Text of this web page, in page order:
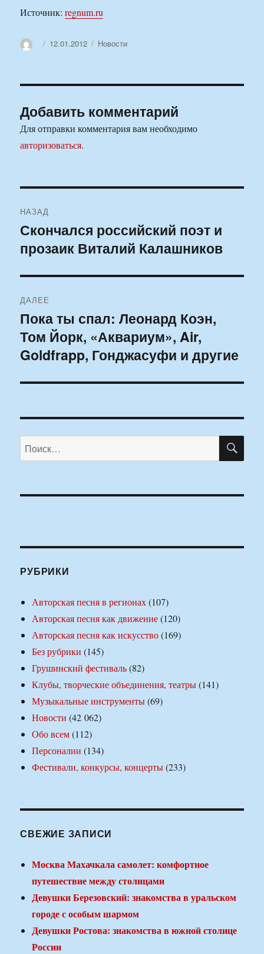
Источник:regnum.ru
АвторОпубликовано
12.01.2012 Рубрики
Новости
Добавить комментарий
Для отправки комментария вам необходимо
авторизоваться.
по
записям
НАЗАД
Предыдущая
запись:
Скончался российский поэт и
прозаик Виталий Калашников
ДАЛЕЕ
Следующая
запись:
Пока ты спал: Леонард Коэн,
Том Йорк, «Аквариум», Air,
Goldfrapp, Гонджасуфи и другие
Искать:
РУБРИКИ
Авторская песня в регионах(107)
Авторская песня как движение(120)
Авторская песня как искусство(169)
Без рубрики (145)
Грушинский фестиваль(82)
Клубы, творческие объединения, театры(141)
Музыкальные инструменты(69)
Новости (42 062)
Обо всем(112)
Персоналии (134)
Фестивали, конкурсы, концерты(233)
СВЕЖИЕ ЗАПИСИ
Москва Махачкала самолет: комфортное
путешествие между столицами
Девушки Березовский: знакомства в уральском
городе с особым шармом
Девушки Ростова: знакомства в южной столице
России